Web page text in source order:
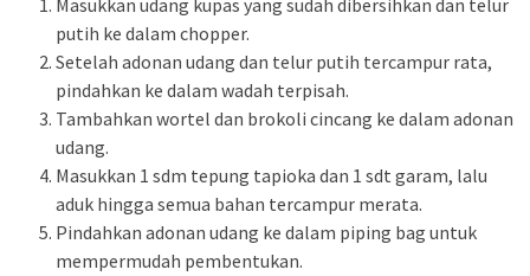
Masukkan udang kupas yang sudah dibersihkan dan telur
putih ke dalam chopper.
Setelah adonan udang dan telur putih tercampur rata,
pindahkan ke dalam wadah terpisah.
Tambahkan wortel dan brokoli cincang ke dalam adonan
udang.
Masukkan 1 sdm tepung tapioka dan 1 sdt garam, lalu
aduk hingga semua bahan tercampur merata.
Pindahkan adonan udang ke dalam piping bag untuk
mempermudah pembentukan.